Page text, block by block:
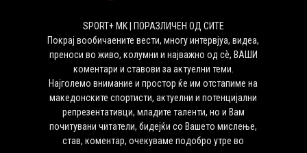
SPORT+ MK | ПОРАЗЛИЧЕН ОД СИТЕ
Покрај вообичаените вести, многу интервјуа, видеа,
преноси во живо, колумни и најважно од сѐ, ВАШИ
коментари и ставови за актуелни теми.
Најголемо внимание и простор ќе им отстапиме на
македонските спортисти, актуелни и потенцијални
репрезентативци, младите таленти, но и Вам
почитувани читатели, бидејќи со Вашето мислење,
став, коментар, очекуваме подобро утре во